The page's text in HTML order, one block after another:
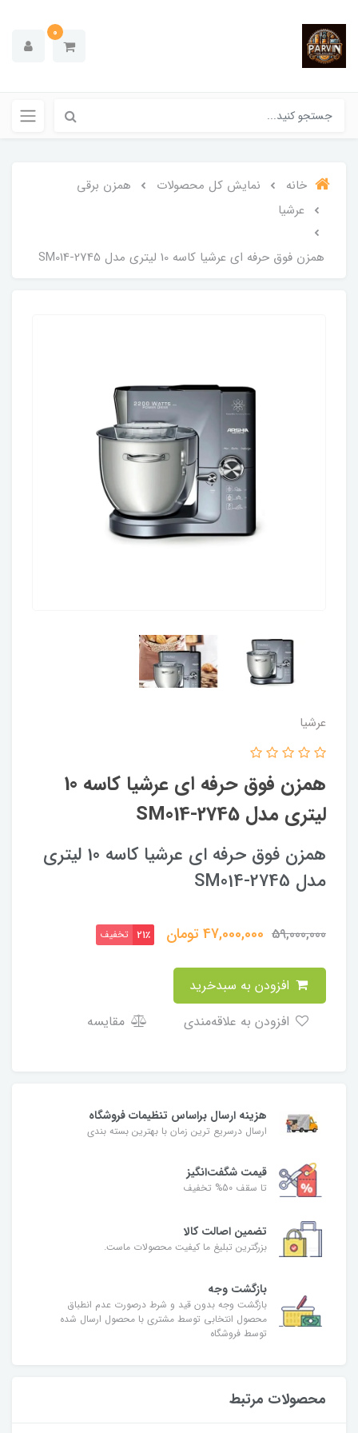
0
خانه نمایش کل محصولات
همزن برقی
عرشیا
همزن فوق حرفه ای عرشیا کاسه 10 لیتری مدل SM014-2745
عرشیا
همزن فوق حرفه ای عرشیا کاسه 10
لیتری مدل SM014-2745
همزن فوق حرفه ای عرشیا کاسه 10 لیتری
مدل SM014-2745
59,000,000
47,000,000تومان 21٪ تخفیف
مقایسه
هزینه ارسال براساس تنظیمات فروشگاه
ارسال درسریع ترین زمان با بهترین بسته بندی
قیمت شگفت‌انگیز
تا سقف 50% تخفیف
تضمین اصالت کالا
بزرگترین تبلیغ ما کیفیت محصولات ماست.
بازگشت وجه
بازگشت وجه بدون قید و شرط درصورت عدم انطباق
محصول انتخابی توسط مشتری با محصول ارسال شده
توسط فروشگاه
محصولات مرتبط